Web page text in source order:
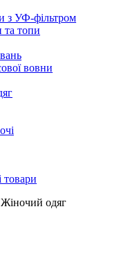
з УФ-фільтром
та топи
вовни
Жіночий одяг